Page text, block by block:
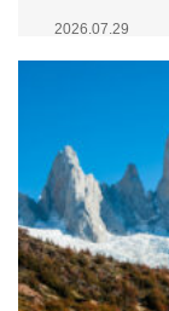
2026.07.29